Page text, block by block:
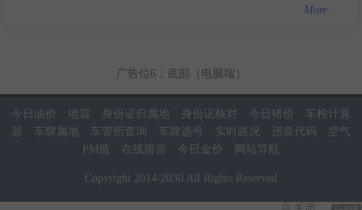
More
广告位6：底部（电脑端）
今日油价 地震 身份证归属地 身份证核对 今日猪价
车检计算
器
车牌属地 车管所查询 车牌选号 实时路况 违章代码
空气
PM值
在线留言 今日金价 网站导航
Copyright 2014-2030 All Rights Reserved